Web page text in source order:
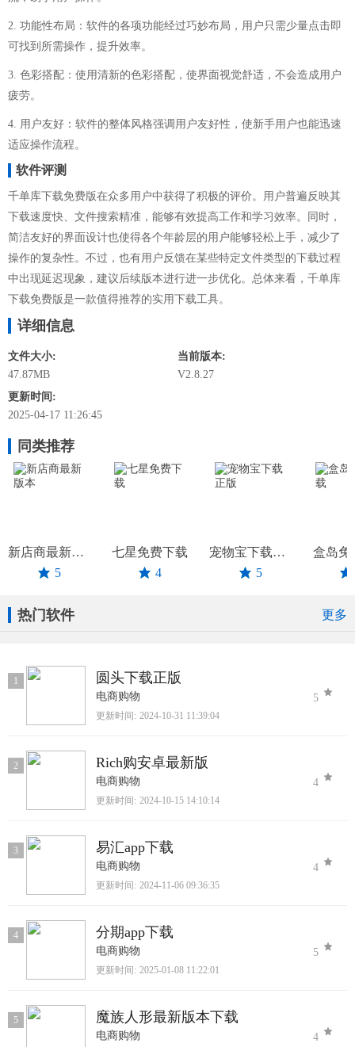
2. 功能性布局：软件的各项功能经过巧妙布局，用户只需少量点击即
可找到所需操作，提升效率。
3. 色彩搭配：使用清新的色彩搭配，使界面视觉舒适，不会造成用户
疲劳。
4. 用户友好：软件的整体风格强调用户友好性，使新手用户也能迅速
适应操作流程。
软件评测
千单库下载免费版在众多用户中获得了积极的评价。用户普遍反映其
下载速度快、文件搜索精准，能够有效提高工作和学习效率。同时，
简洁友好的界面设计也使得各个年龄层的用户能够轻松上手，减少了
操作的复杂性。不过，也有用户反馈在某些特定文件类型的下载过程
中出现延迟现象，建议后续版本进行进一步优化。总体来看，千单库
下载免费版是一款值得推荐的实用下载工具。
详细信息
文件大小:
47.87MB
当前版本:
V2.8.27
更新时间:
2025-04-17 11:26:45
同类推荐
新店商最新版本
5
七星免费下载
4
宠物宝下载正版
5
盒岛免
热门软件 更多
1 圆头下载正版
电商购物 5
更新时间: 2024-10-31 11:39:04
2 Rich购安卓最新版
电商购物 4
更新时间: 2024-10-15 14:10:14
3 易汇app下载
电商购物 4
更新时间: 2024-11-06 09:36:35
4 分期app下载
电商购物 5
更新时间: 2025-01-08 11:22:01
5 魔族人形最新版本下载
电商购物 4